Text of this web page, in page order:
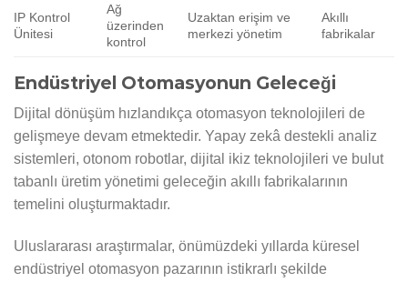
IP Kontrol
Ünitesi
Ağ
üzerinden
kontrol
Uzaktan erişim ve
merkezi yönetim
Akıllı
fabrikalar
Endüstriyel Otomasyonun Geleceği
Dijital dönüşüm hızlandıkça otomasyon teknolojileri de
gelişmeye devam etmektedir. Yapay zekâ destekli analiz
sistemleri, otonom robotlar, dijital ikiz teknolojileri ve bulut
tabanlı üretim yönetimi geleceğin akıllı fabrikalarının
temelini oluşturmaktadır.
Uluslararası araştırmalar, önümüzdeki yıllarda küresel
endüstriyel otomasyon pazarının istikrarlı şekilde